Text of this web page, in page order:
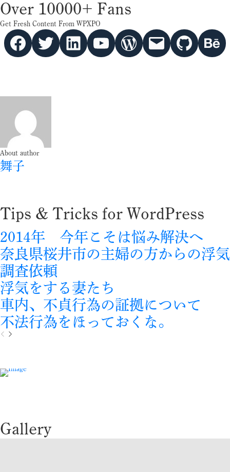
Over 10000+ Fans
Get Fresh Content From WPXPO
Facebook Twitter hello vaa YouTube WordPress Mail GitHub Behance
About author
舞子
Tips & Tricks for WordPress
2014年 今年こそは悩み解決へ
奈良県桜井市の主婦の方からの浮気
調査依頼
浮気をする妻たち
車内、不貞行為の証拠について
不法行為をほっておくな。
P
o
u
N
Gallery